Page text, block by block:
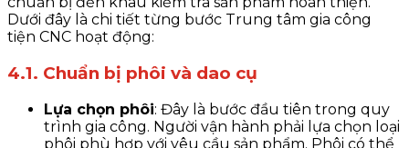
Dưới đây là chi tiết từng bước Trung tâm gia công
tiện CNC hoạt động:
4.1. Chuẩn bị phôi và dao cụ
Lựa chọn phôi: Đây là bước đầu tiên trong quy
trình gia công. Người vận hành phải lựa chọn loại
phôi phù hợp với yêu cầu sản phẩm. Phôi có thể